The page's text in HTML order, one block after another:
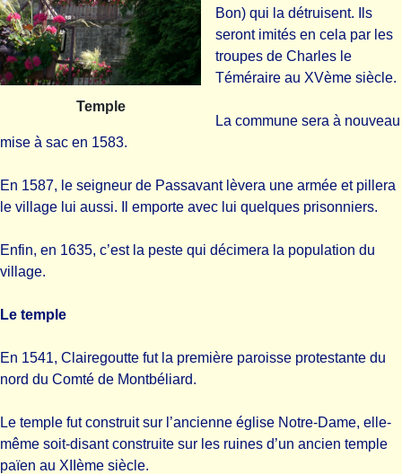
Temple
Bon) qui la détruisent. Ils
seront imités en cela par les
troupes de Charles le
Téméraire au XVème siècle.
La commune sera à nouveau
mise à sac en 1583.
En 1587, le seigneur de Passavant lèvera une armée et pillera
le village lui aussi. Il emporte avec lui quelques prisonniers.
Enfin, en 1635, c’est la peste qui décimera la population du
village.
Le temple
En 1541, Clairegoutte fut la première paroisse protestante du
nord du Comté de Montbéliard.
Le temple fut construit sur l’ancienne église Notre-Dame, elle-
même soit-disant construite sur les ruines d’un ancien temple
païen au XIIème siècle.